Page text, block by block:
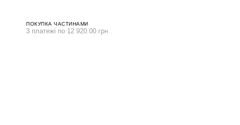
ПОКУПКА ЧАСТИНАМИ
3 платежі по 12 920.00 грн